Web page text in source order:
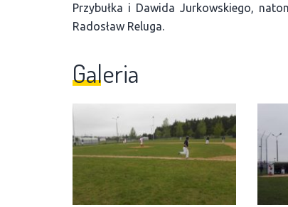
Przybułka i Dawida Jurkowskiego,
Radosław Reluga.
Galeria